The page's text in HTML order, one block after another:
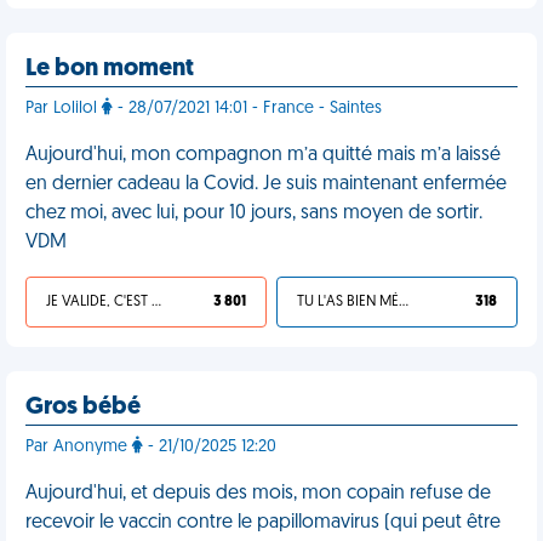
Le bon moment
Par Lolilol - 28/07/2021 14:01 - France - Saintes
Aujourd'hui, mon compagnon m’a quitté mais m’a laissé
en dernier cadeau la Covid. Je suis maintenant enfermée
chez moi, avec lui, pour 10 jours, sans moyen de sortir.
VDM
JE VALIDE, C'EST UNE VDM 3 801 TU L'AS BIEN MÉRITÉ 318
Gros bébé
Par Anonyme - 21/10/2025 12:20
Aujourd'hui, et depuis des mois, mon copain refuse de
recevoir le vaccin contre le papillomavirus (qui peut être